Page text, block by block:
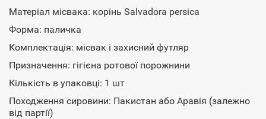
Матеріал місвака: корінь Salvadora persica
Форма: паличка
Комплектація: місвак і захисний футляр
Призначення: гігієна ротової порожнини
Кількість в упаковці: 1 шт
Походження сировини: Пакистан або Аравія (залежно
від партії)